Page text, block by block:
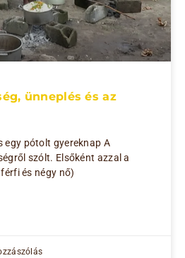
ünneplés és az
egy pótolt gyereknap A
szólt. Elsőként azzal a
és négy nő)